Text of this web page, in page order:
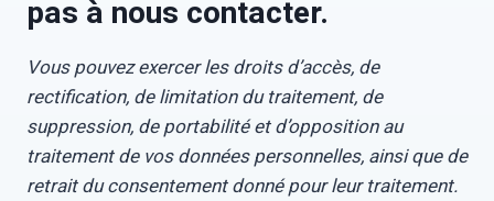
pas à nous contacter.
Vous pouvez exercer les droits d’accès, de
rectification, de limitation du traitement, de
suppression, de portabilité et d’opposition au
traitement de vos données personnelles, ainsi que de
retrait du consentement donné pour leur traitement.